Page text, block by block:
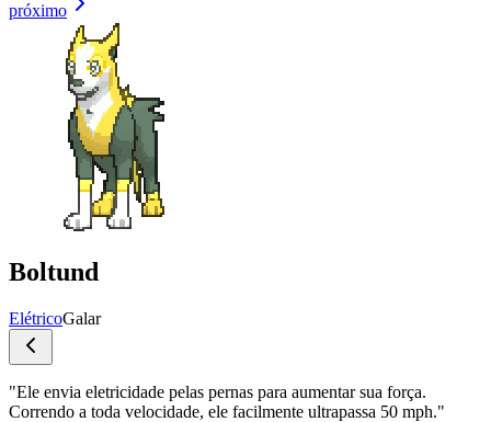
próximo
Boltund
ElétricoGalar
"Ele envia eletricidade pelas pernas para aumentar sua força.
Correndo a toda velocidade, ele facilmente ultrapassa 50 mph."